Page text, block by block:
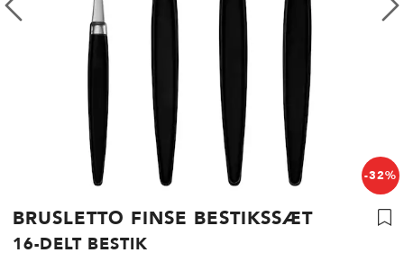
-32%
BRUSLETTO FINSE BESTIKSSÆT
16-DELT BESTIK